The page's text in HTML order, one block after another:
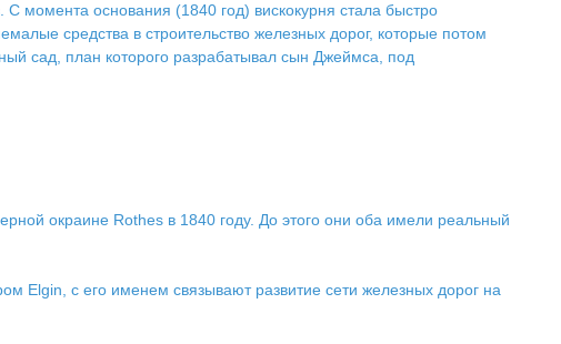
момента основания (1840 год) вискокурня стала быстро
средства в строительство железных дорог, которые потом
сад, план которого разрабатывал сын Джеймса, под
окраине Rothes в 1840 году. До этого они оба имели реальный
Elgin, с его именем связывают развитие сети железных дорог на